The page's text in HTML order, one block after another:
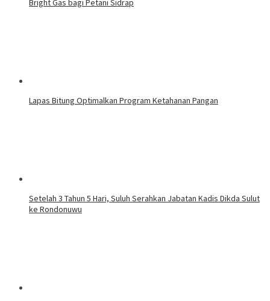
Bright Gas bagi Petani Sidrap
Lapas Bitung Optimalkan Program Ketahanan Pangan
Setelah 3 Tahun 5 Hari, Suluh Serahkan Jabatan Kadis Dikda Sulut
ke Rondonuwu